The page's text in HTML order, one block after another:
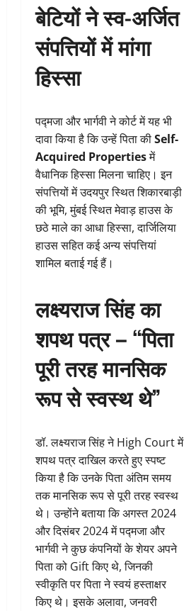
बेटियों ने स्व-अर्जित
संपत्तियों में मांगा
हिस्सा
पद्मजा और भार्गवी ने कोर्ट में यह भी
दावा किया है कि उन्हें पिता कीSelf-
Acquired Propertiesमें
वैधानिक हिस्सा मिलना चाहिए। इन
संपत्तियों में उदयपुर स्थित शिकारबाड़ी
की भूमि, मुंबई स्थित मेवाड़ हाउस के
छठे माले का आधा हिस्सा, दार्जिलिया
हाउस सहित कई अन्य संपत्तियां
शामिल बताई गई हैं।
लक्ष्यराज सिंह का
शपथ पत्र – “पिता
पूरी तरह मानसिक
रूप से स्वस्थ थे”
डॉ. लक्ष्यराज सिंह ने High Court में
शपथ पत्र दाखिल करते हुए स्पष्ट
किया है कि उनके पिता अंतिम समय
तक मानसिक रूप से पूरी तरह स्वस्थ
थे। उन्होंने बताया कि अगस्त 2024
और दिसंबर 2024 में पद्मजा और
भार्गवी ने कुछ कंपनियों के शेयर अपने
पिता को Gift किए थे, जिनकी
स्वीकृति पर पिता ने स्वयं हस्ताक्षर
किए थे। इसके अलावा, जनवरी